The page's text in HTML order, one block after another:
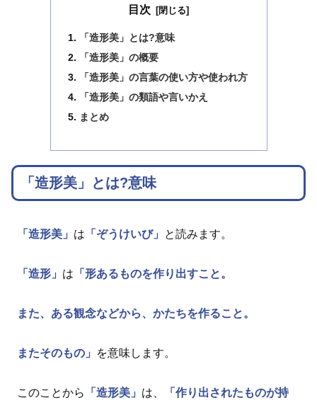
目次
「造形美」とは?意味
「造形美」の概要
「造形美」の言葉の使い方や使われ方
「造形美」の類語や言いかえ
まとめ
「造形美」とは?意味
「造形美」 は 「ぞうけいび」 と読みます。
「造形」 は 「形あるものを作り出すこと。
また、ある観念などから、かたちを作ること。
またそのもの」 を意味します。
このことから 「造形美」 は、
「作り出されたものが持